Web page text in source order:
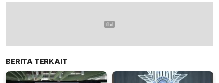
BERITA TERKAIT